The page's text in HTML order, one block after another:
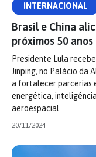
INTERNACIONAL
Brasil e China
próximos 50 anos
Presidente Lula
Jinping, no Palácio da
a fortalecer parcerias
energética,
aeroespacial
20/11/2024